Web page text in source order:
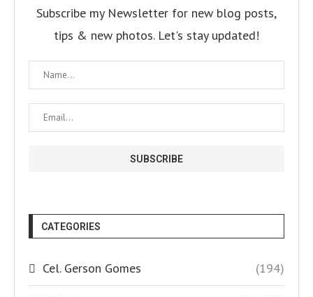
Subscribe my Newsletter for new blog posts,
tips & new photos. Let's stay updated!
CATEGORIES
Cel. Gerson Gomes (194)